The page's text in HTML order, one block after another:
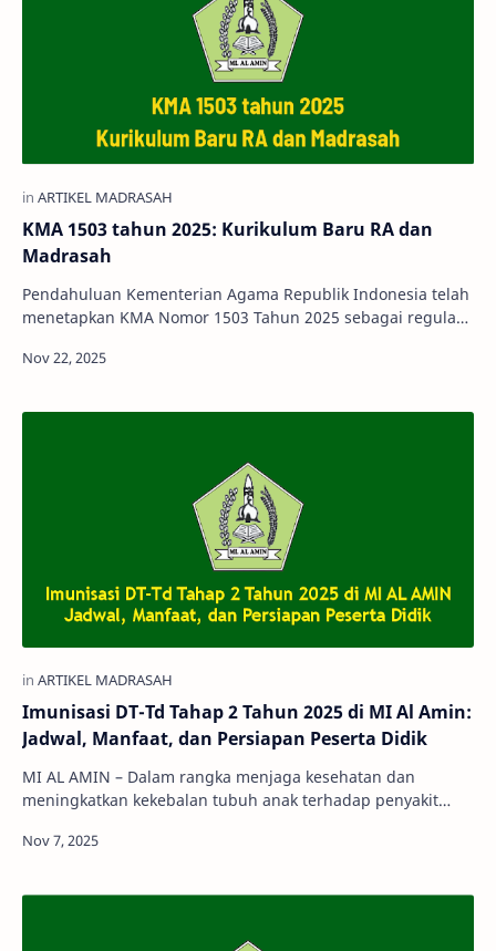
KMA 1503 tahun 2025: Kurikulum Baru RA dan
Madrasah
Pendahuluan Kementerian Agama Republik Indonesia telah
menetapkan KMA Nomor 1503 Tahun 2025 sebagai regulasi
Imunisasi DT-Td Tahap 2 Tahun 2025 di MI Al Amin:
Jadwal, Manfaat, dan Persiapan Peserta Didik
MI AL AMIN – Dalam rangka menjaga kesehatan dan
meningkatkan kekebalan tubuh anak terhadap penyakit